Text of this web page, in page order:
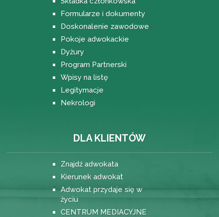
Formularze i dokumenty
Doskonalenie zawodowe
Pokoje adwokackie
Dyżury
Program Partnerski
Wpisy na listę
Legitymacje
Nekrologi
DLA KLIENTÓW
Znajdź adwokata
Kierunek adwokat
Adwokat przydaje się w
życiu
CENTRUM MEDIACYJNE